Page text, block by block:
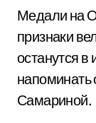
Медали на
признаки
останутся в
Самариной.